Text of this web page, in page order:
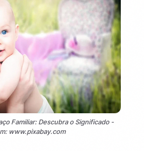
Familiar: Descubra o Significado -
www.pixabay.com